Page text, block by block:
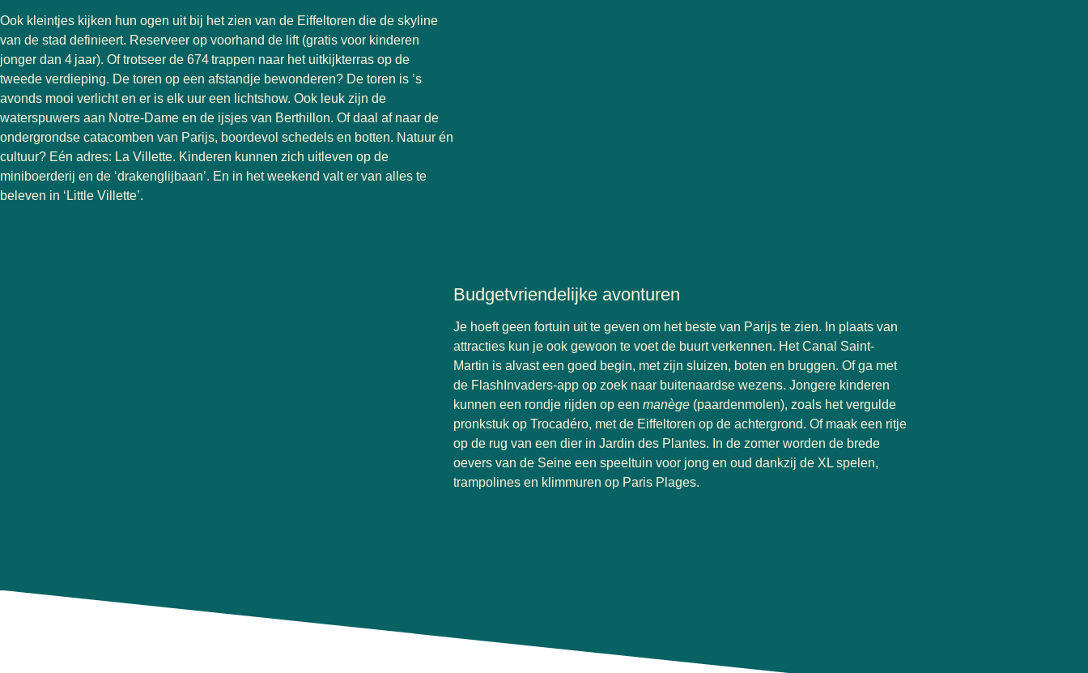
Ook kleintjes kijken hun ogen uit bij het zien van de Eiffeltoren die de skyline
van de stad definieert. Reserveer op voorhand de lift (gratis voor kinderen
jonger dan 4 jaar). Of trotseer de 674 trappen naar het uitkijkterras op de
tweede verdieping. De toren op een afstandje bewonderen? De toren is ’s
avonds mooi verlicht en er is elk uur een lichtshow. Ook leuk zijn de
waterspuwers aan Notre-Dame en de ijsjes van Berthillon. Of daal af naar de
ondergrondse catacomben van Parijs, boordevol schedels en botten. Natuur én
cultuur? Eén adres: La Villette. Kinderen kunnen zich uitleven op de
miniboerderij en de ‘drakenglijbaan’. En in het weekend valt er van alles te
beleven in ‘Little Villette’.
Budgetvriendelijke avonturen
Je hoeft geen fortuin uit te geven om het beste van Parijs te zien. In plaats van
attracties kun je ook gewoon te voet de buurt verkennen. Het Canal Saint-
Martin is alvast een goed begin, met zijn sluizen, boten en bruggen. Of ga met
de FlashInvaders-app op zoek naar buitenaardse wezens. Jongere kinderen
kunnen een rondje rijden op een manège (paardenmolen), zoals het vergulde
pronkstuk op Trocadéro, met de Eiffeltoren op de achtergrond. Of maak een ritje
op de rug van een dier in Jardin des Plantes. In de zomer worden de brede
oevers van de Seine een speeltuin voor jong en oud dankzij de XL spelen,
trampolines en klimmuren op Paris Plages.